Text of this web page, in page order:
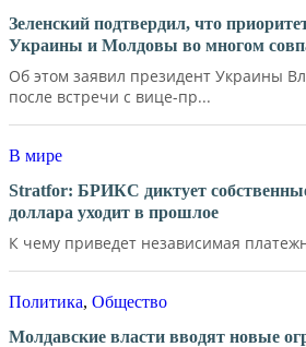
Зеленский подтвердил, что
Украины и Молдовы во многом
Об этом заявил президент Украины
после встречи с вице-пр...
В мире
Stratfor: БРИКС диктует
доллара уходит в прошлое
К чему приведет независимая
Политика, Общество
Молдавские власти вводят новые